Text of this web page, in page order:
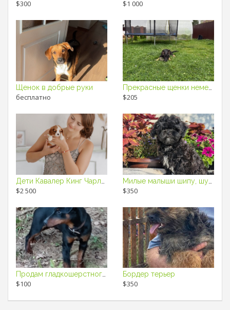
$300 $1 000
Щенок в добрые руки
бесплатно $205
$2 500 $350
Продам гладкошерстного кобеля ягдтерьерьера
$100
Бордер терьер
$350